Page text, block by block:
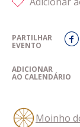
PARTILHAR
EVENTO
ADICIONAR
AO CALENDÁRIO
Moinho